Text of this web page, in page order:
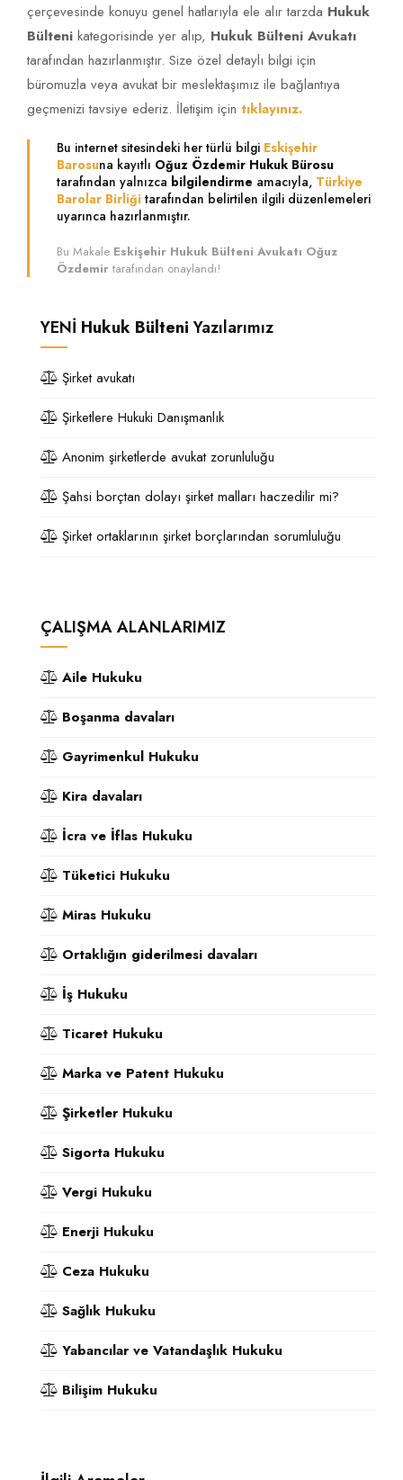
çerçevesinde konuyu genel hatlarıyla ele alır tarzda Hukuk
Bülteni kategorisinde yer alıp, Hukuk Bülteni Avukatı
tarafından hazırlanmıştır. Size özel detaylı bilgi için
büromuzla veya avukat bir meslektaşımız ile bağlantıya
geçmenizi tavsiye ederiz. İletişim için tıklayınız.
Bu internet sitesindeki her türlü bilgi Eskişehir
Barosuna kayıtlı Oğuz Özdemir Hukuk Bürosu
tarafından yalnızca bilgilendirme amacıyla, Türkiye
Barolar Birliği tarafından belirtilen ilgili düzenlemeleri
uyarınca hazırlanmıştır.
Bu Makale Eskişehir Hukuk Bülteni Avukatı Oğuz
Özdemir tarafından onaylandı!
YENİ Hukuk BülteniYazılarımız
Şirket avukatı
Şirketlere Hukuki Danışmanlık
Anonim şirketlerde avukat zorunluluğu
Şahsi borçtan dolayı şirket malları haczedilir mi?
Şirket ortaklarının şirket borçlarından sorumluluğu
ÇALIŞMA ALANLARIMIZ
Aile Hukuku
Boşanma davaları
Gayrimenkul Hukuku
Kira davaları
İcra ve İflas Hukuku
Tüketici Hukuku
Miras Hukuku
Ortaklığın giderilmesi davaları
İş Hukuku
Ticaret Hukuku
Marka ve Patent Hukuku
Şirketler Hukuku
Sigorta Hukuku
Vergi Hukuku
Enerji Hukuku
Ceza Hukuku
Sağlık Hukuku
Yabancılar ve Vatandaşlık Hukuku
Bilişim Hukuku